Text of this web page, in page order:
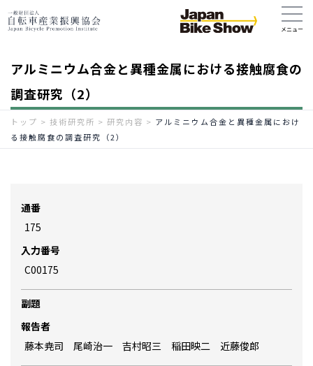
アルミニウム合金と異種金属における接触腐食の
調査研究（2）
トップ > 技術研究所 > 研究内容 > アルミニウム合金と異種金属におけ
る接触腐食の調査研究（2）
通番
175
入力番号
C00175
副題
報告者
藤本尭司 尾崎治一 吉村昭三 稲田映二 近藤俊郎